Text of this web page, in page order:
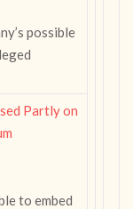
possible
Partly on
to embed